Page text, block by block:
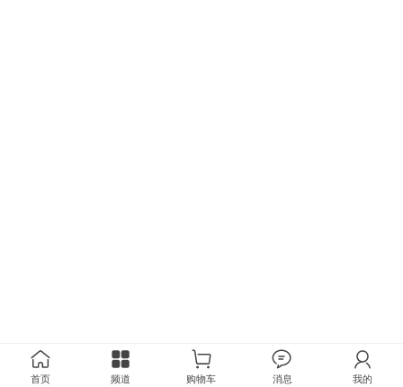
首页 频道 购物车 消息 我的